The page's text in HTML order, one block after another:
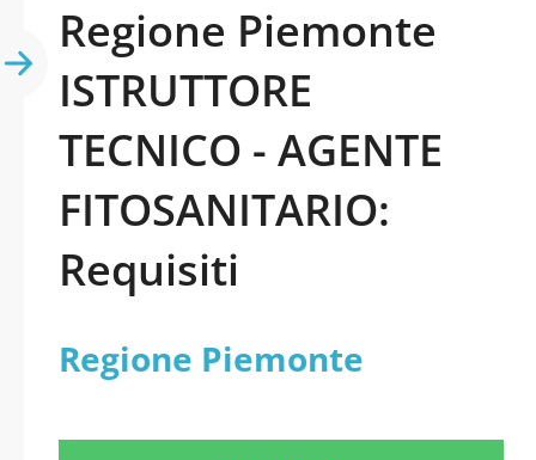
Regione Piemonte
ISTRUTTORE
TECNICO - AGENTE
FITOSANITARIO:
Requisiti
Regione Piemonte